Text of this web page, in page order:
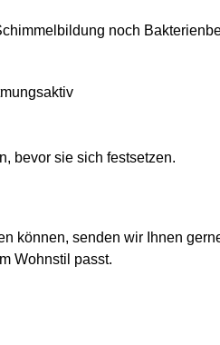
noch
bevor sie sich festsetzen.
können, senden wir Ihnen
Wohnstil passt.